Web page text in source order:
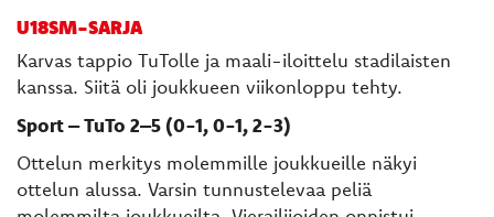
U18SM-SARJA
Karvas tappio TuTolle ja maali-iloittelu stadilaisten
kanssa. Siitä oli joukkueen viikonloppu tehty.
Sport – TuTo 2–5 (0-1, 0-1, 2-3)
Ottelun merkitys molemmille joukkueille näkyi
ottelun alussa. Varsin tunnustelevaa peliä